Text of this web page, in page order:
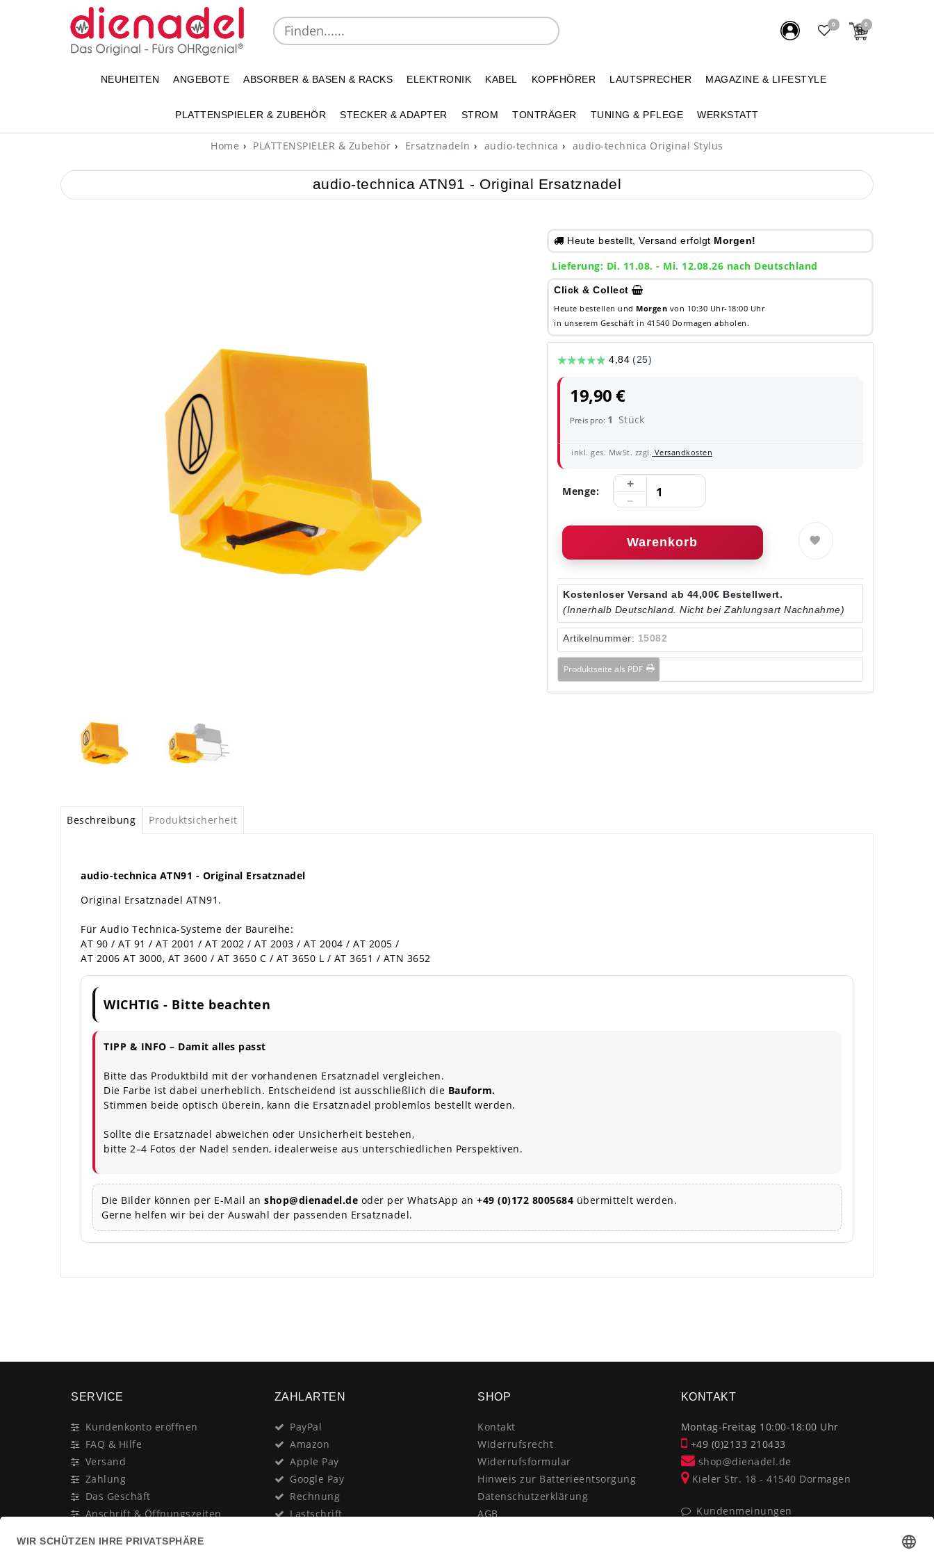
0 0
NEUHEITEN ANGEBOTE ABSORBER & BASEN & RACKS ELEKTRONIK KABEL KOPFHÖRER LAUTSPRECHER MAGAZINE & LIFESTYLE
PLATTENSPIELER & ZUBEHÖR STECKER & ADAPTER STROM TONTRÄGER TUNING & PFLEGE WERKSTATT
Home PLATTENSPIELER & Zubehör Ersatznadeln audio-technica audio-technica Original Stylus
audio-technica ATN91 - Original Ersatznadel
Heute bestellt, Versand erfolgt Morgen!
Lieferung: Di. 11.08. - Mi. 12.08.26 nach Deutschland
Click & Collect
Heute bestellen und Morgen von 10:30 Uhr-18:00 Uhr
in unserem Geschäft in 41540 Dormagen abholen.
19,90 €
Preis pro: 1 Stück
inkl. ges. MwSt. zzgl. Versandkosten
Menge:
Warenkorb
Kostenloser Versand ab 44,00€ Bestellwert.
(Innerhalb Deutschland. Nicht bei Zahlungsart Nachnahme)
Artikelnummer: 15082
Produktseite als PDF
Beschreibung Produktsicherheit
audio-technica ATN91 - Original Ersatznadel
Original Ersatznadel ATN91.
Für Audio Technica-Systeme der Baureihe:
AT 90 / AT 91 / AT 2001 / AT 2002 / AT 2003 / AT 2004 / AT 2005 /
AT 2006 AT 3000, AT 3600 / AT 3650 C / AT 3650 L / AT 3651 / ATN 3652
WICHTIG - Bitte beachten
TIPP & INFO – Damit alles passt
Bitte das Produktbild mit der vorhandenen Ersatznadel vergleichen.
Die Farbe ist dabei unerheblich. Entscheidend ist ausschließlich die Bauform.
Stimmen beide optisch überein, kann die Ersatznadel problemlos bestellt werden.
Sollte die Ersatznadel abweichen oder Unsicherheit bestehen,
bitte 2–4 Fotos der Nadel senden, idealerweise aus unterschiedlichen Perspektiven.
Die Bilder können per E-Mail an shop@dienadel.de oder per WhatsApp an +49 (0)172 8005684 übermittelt werden.
Gerne helfen wir bei der Auswahl der passenden Ersatznadel.
SERVICE
Kundenkonto eröffnen
FAQ & Hilfe
Versand
Zahlung
Das Geschäft
Anschrift & Öffnungszeiten
Newsletter
ZAHLARTEN
PayPal
Amazon
Apple Pay
Google Pay
Rechnung
Lastschrift
SHOP
Kontakt
Widerrufsrecht
Widerrufsformular
Hinweis zur Batterieentsorgung
Datenschutzerklärung
AGB
KONTAKT
Montag-Freitag 10:00-18:00 Uhr
+49 (0)2133 210433
shop@dienadel.de
Kieler Str. 18 - 41540 Dormagen
Kundenmeinungen